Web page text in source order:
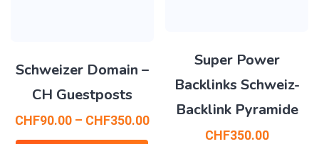
Schweizer Domain –
CH Guestposts
CHF90.00– CHF350.00
Super Power
Backlinks Schweiz-
Backlink Pyramide
CHF350.00